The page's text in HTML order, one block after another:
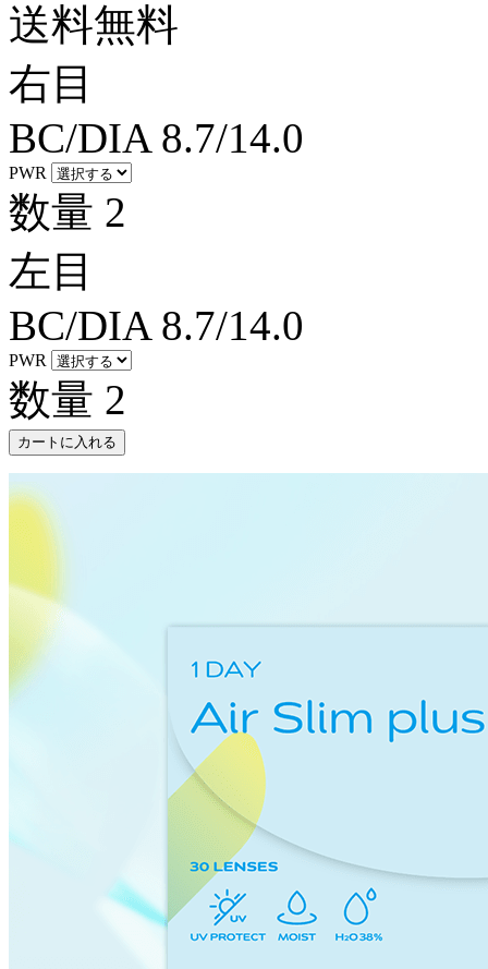
送料無料
右目
BC/DIA 8.7/14.0
PWR
数量 2
左目
BC/DIA 8.7/14.0
PWR
数量 2
カートに入れる